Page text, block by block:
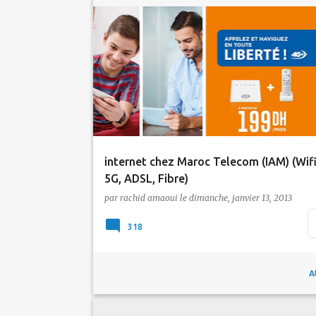
internet chez Maroc Telecom (IAM)
5G, ADSL, Fibre)
Wifi: ADSL Wifi: Fibre Optique Wifi: 5G Wifi:
ADSL PS: On s'est contenté de mentionner
par rachid amaoui le dimanche, janvier 13, 2013
4G au Maroc ADSL Abonnement Internet
5G
Maroc Telecom
Tic Maroc
318